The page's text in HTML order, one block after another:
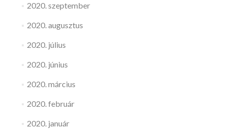
2020. szeptember
2020. augusztus
2020. július
2020. június
2020. március
2020. február
2020. január